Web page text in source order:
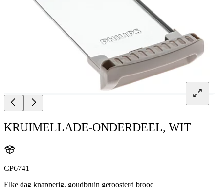
KRUIMELLADE-ONDERDEEL, WIT
CP6741
Elke dag knapperig, goudbruin geroosterd brood